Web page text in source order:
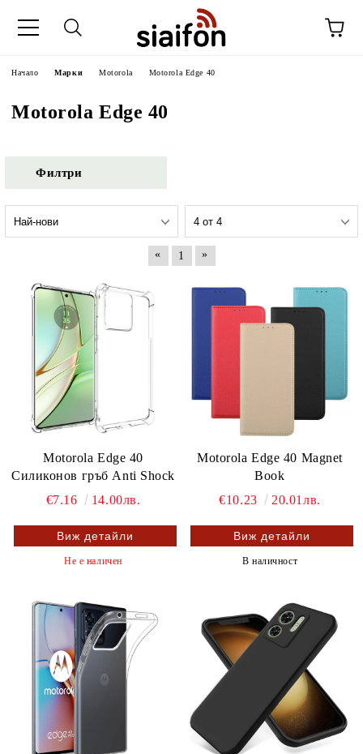
Начало Марки Motorola Motorola Edge 40
Motorola Edge 40
Филтри
« 1 »
Motorola Edge 40
Силиконов гръб Anti Shock
€7.16
14.00лв.
Виж детайли
Не е наличен
Motorola Edge 40 Magnet
Book
€10.23
20.01лв.
Виж детайли
В наличност